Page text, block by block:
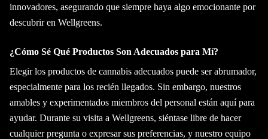
innovadores, asegurando que siempre haya algo emocionante por
descubrir en Wellgreens.
¿Cómo Sé Qué Productos Son Adecuados para Mí?
Elegir los productos de cannabis adecuados puede ser abrumador,
especialmente para los recién llegados. Sin embargo, nuestros
amables y experimentados miembros del personal están aquí para
ayudar. Durante su visita a Wellgreens, siéntase libre de hacer
cualquier pregunta o expresar sus preferencias, y nuestro equipo